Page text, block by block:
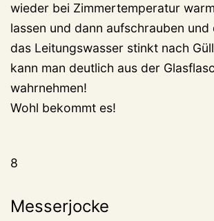
wieder bei Zimmertemperatur
lassen und dann aufschrauben und
das Leitungswasser stinkt nach
kann man deutlich aus der
wahrnehmen!
Wohl bekommt es!
8
Messerjocke